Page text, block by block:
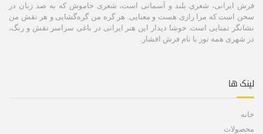
فرش ایرانی، شعری بلند و آسمانی است، شعری خاموش كه به صد زبان در
سخن است كه مرا رازی هست و معنایی. هر گره من گره‌گشایی و هر نقش من
نشانگر تمنایی است. خوشا دیدار این هنر ایرانی در باغی سراسر نقش و رنگ،
در شهری همه نور با نام فرش افشار.
لینک ها
خانه
محصولات